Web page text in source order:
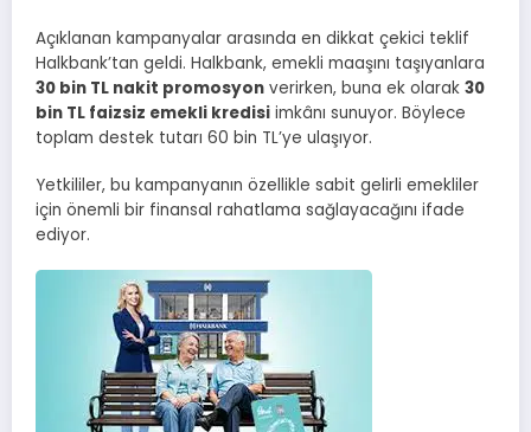
Açıklanan kampanyalar arasında en dikkat çekici teklif
Halkbank’tan geldi. Halkbank, emekli maaşını taşıyanlara
30 bin TL nakit promosyon verirken, buna ek olarak 30
bin TL faizsiz emekli kredisi imkânı sunuyor. Böylece
toplam destek tutarı 60 bin TL’ye ulaşıyor.
Yetkililer, bu kampanyanın özellikle sabit gelirli emekliler
için önemli bir finansal rahatlama sağlayacağını ifade
ediyor.